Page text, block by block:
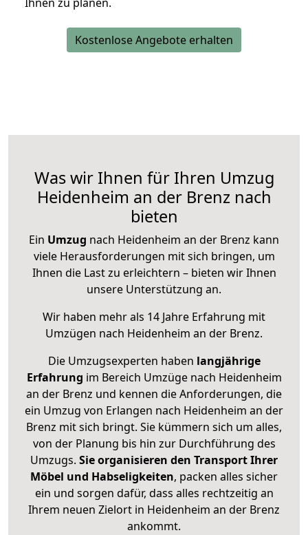
Kostenlose Angebote erhalten
Was wir Ihnen für Ihren Umzug
Heidenheim an der Brenz nach
bieten
Ein Umzug nach Heidenheim an der Brenz kann
viele Herausforderungen mit sich bringen, um
Ihnen die Last zu erleichtern – bieten wir Ihnen
unsere Unterstützung an.
Wir haben mehr als 14 Jahre Erfahrung mit
Umzügen nach Heidenheim an der Brenz.
Die Umzugsexperten haben langjährige
Erfahrung im Bereich Umzüge nach Heidenheim
an der Brenz und kennen die Anforderungen, die
ein Umzug von Erlangen nach Heidenheim an der
Brenz mit sich bringt. Sie kümmern sich um alles,
von der Planung bis hin zur Durchführung des
Umzugs. Sie organisieren den Transport Ihrer
Möbel und Habseligkeiten, packen alles sicher
ein und sorgen dafür, dass alles rechtzeitig an
Ihrem neuen Zielort in Heidenheim an der Brenz
ankommt.